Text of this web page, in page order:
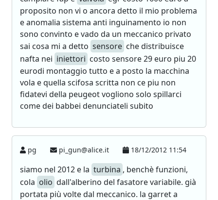
proposito non vi o ancora detto il mio problema
e anomalia sistema anti inguinamento io non
sono convinto e vado da un meccanico privato
sai cosa mi a detto sensore che distribuisce
nafta nei iniettori costo sensore 29 euro piu 20
eurodi montaggio tutto e a posto la macchina
vola e quella scifosa scritta non ce piu non
fidatevi della peugeot vogliono solo spillarci
come dei babbei denunciateli subito
pg pi_gun@alice.it 18/12/2012 11:54
siamo nel 2012 e la turbina , benchè funzioni,
cola olio dall'alberino del fasatore variabile. già
portata più volte dal meccanico. la garret a